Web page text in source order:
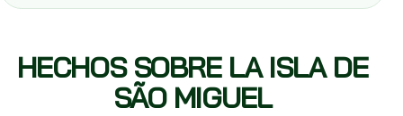
HECHOS SOBRE LA ISLA DE
SÃO MIGUEL